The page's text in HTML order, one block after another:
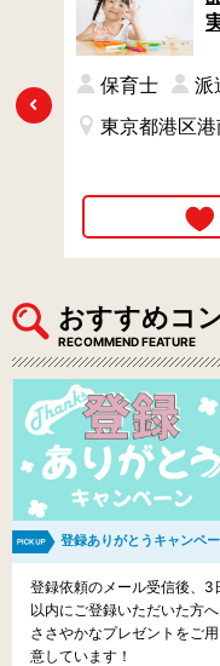
Previous
保育士 派
東京都港区
おすすめコ
RECOMMEND FEATURE
登録ありがとうキャンペ
登録依頼のメール受信後、3
以内にご登録いただいた方へ
ささやかなプレゼントをご用
意しています！